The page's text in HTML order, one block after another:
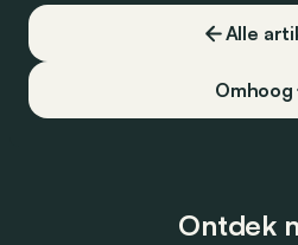
Alle
Omhoog
Ontdek